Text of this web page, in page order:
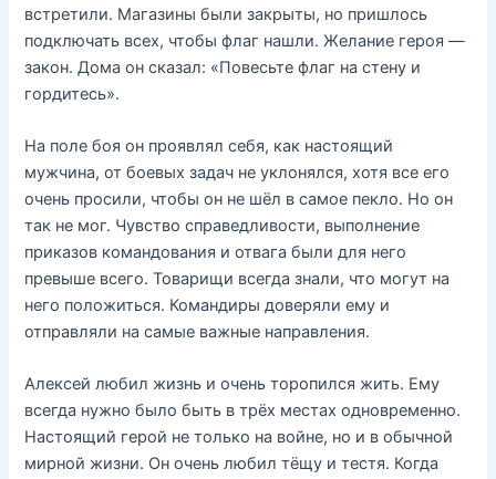
встретили. Магазины были закрыты, но пришлось
подключать всех, чтобы флаг нашли. Желание героя —
закон. Дома он сказал: «Повесьте флаг на стену и
гордитесь».
На поле боя он проявлял себя, как настоящий
мужчина, от боевых задач не уклонялся, хотя все его
очень просили, чтобы он не шёл в самое пекло. Но он
так не мог. Чувство справедливости, выполнение
приказов командования и отвага были для него
превыше всего. Товарищи всегда знали, что могут на
него положиться. Командиры доверяли ему и
отправляли на самые важные направления.
Алексей любил жизнь и очень торопился жить. Ему
всегда нужно было быть в трёх местах одновременно.
Настоящий герой не только на войне, но и в обычной
мирной жизни. Он очень любил тёщу и тестя. Когда